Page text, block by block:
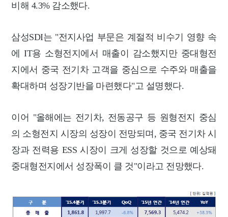
비해 4.3% 감소했다.
삼성SDI는 "전지사업 부문은 계절적 비수기 영향 속
에 IT용 소형전지에서 매출이 감소했지만 중대형전
지에서 중국 전기차 고객을 중심으로 수주와 매출을
확대하며 성장기반을 마련했다"고 설명했다.
이어 "올해에는 전기차, 전동공구 등 원형전지 중심
의 소형전지 시장의 성장이 전망되며, 중국 전기차 시
장과 전력용 ESS 시장이 크게 성장할 것으로 예상돼
중대형전지에서 성장폭이 클 것"이라고 전망했다.